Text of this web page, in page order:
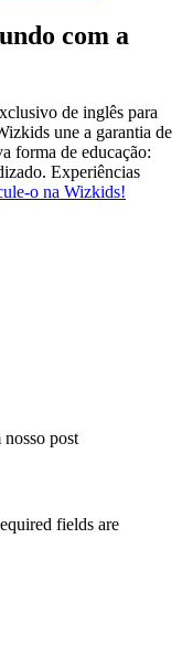
com a
de inglês para
une a garantia de
forma de educação:
Experiências
o na Wizkids!
nosso post
fields are